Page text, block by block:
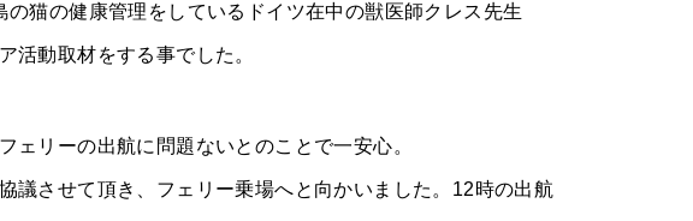
猫の健康管理をしているドイツ在中の獣医師クレス先生
活動取材をする事でした。
リーの出航に問題ないとのことで一安心。
議させて頂き、フェリー乗場へと向かいました。12時の出航